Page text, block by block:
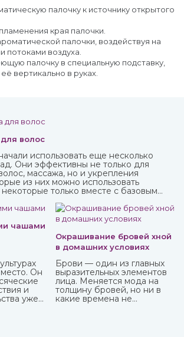
палочку к источнику открытого
края палочки.
палочки, воздействуя на
потоками воздуха.
палочку в специальную подставку,
вертикально в руках.
волос
использовать еще несколько
Они эффективны не только для
массажа, но и укрепления
из них можно использовать
некоторые только вместе с базовым
в интернет-магазине ИндоКитай.
чашами
Он
и
уже
Окрашивание бровей хной
в домашних условиях
Брови — один из главных
выразительных элементов
лица. Меняется мода на
толщину бровей, но ни в
какие времена не